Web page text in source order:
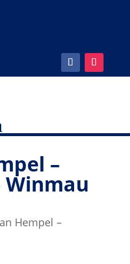
–
Hempel –